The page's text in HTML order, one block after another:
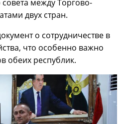
между Торгово-
двух стран.
о сотрудничестве в
что особенно важно
обеих республик.